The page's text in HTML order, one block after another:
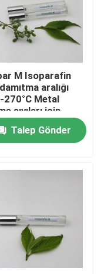
M Isoparafin
damıtma aralığı
270°C Metal
sıvıları için
Talep Gönder